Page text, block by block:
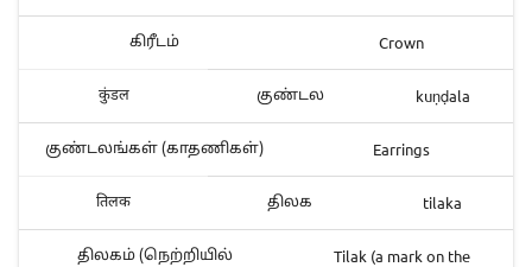
கிரீடம் Crown
कुंडल குண்டல kuṇḍala
குண்டலங்கள் (காதணிகள்) Earrings
तिलक திலக tilaka
திலகம் (நெற்றியில்
Tilak (a mark on the